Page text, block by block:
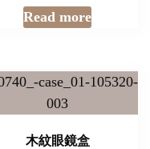
Read more
木紋眼鏡盒